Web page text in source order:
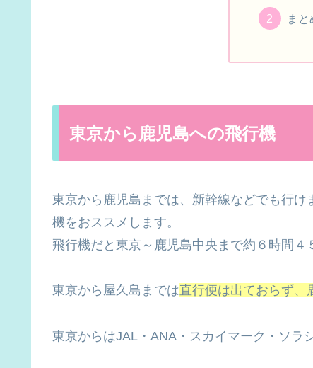
まと
東京から鹿児島への飛行機
東京から鹿児島までは、新幹線などでも行
機をおススメします。
飛行機だと東京～鹿児島中央まで約６時間４
東京から屋久島までは直行便は出ておらず、
東京からはJAL・ANA・スカイマーク・ソラ